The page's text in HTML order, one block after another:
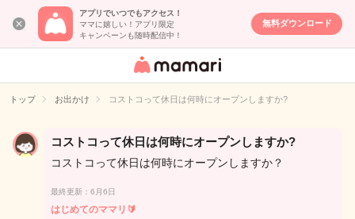
アプリでいつでもアクセス！
ママに嬉しい！アプリ限定
キャンペーンも随時配信中！
無料ダウンロード
女性専用匿名QA
イト
トップ お出かけ コストコって休日は何時にオープンしますか?
コストコって休日は何時にオープンしますか?
コストコって休日は何時にオープンしますか？
最終更新：6月6日
はじめてのママリ🔰